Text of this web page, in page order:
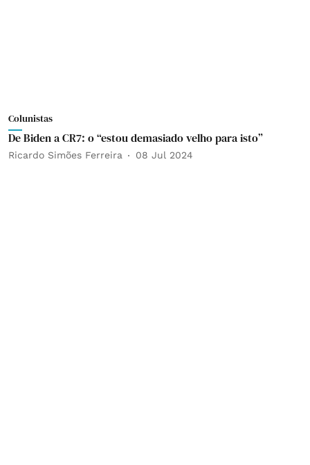
Colunistas
De Biden a CR7: o “estou demasiado velho para isto”
Ricardo Simões Ferreira 08 Jul 2024